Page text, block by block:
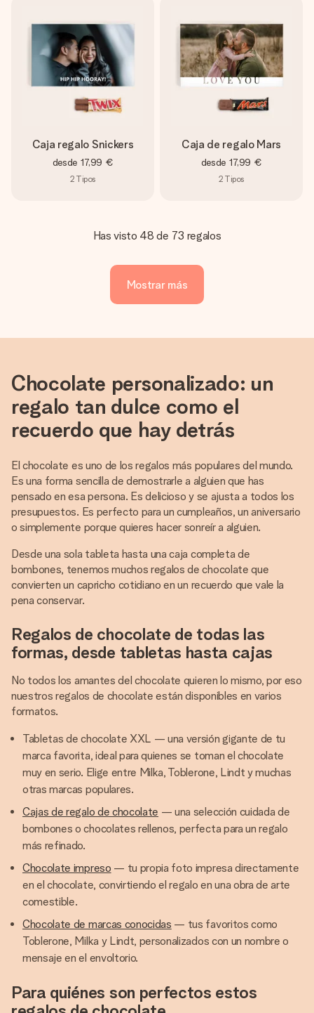
Caja regalo Snickers
desde 17,99 €
2 Tipos
Caja de regalo Mars
desde 17,99 €
2 Tipos
Has visto 48 de 73 regalos
Mostrar más
Chocolate personalizado: un
regalo tan dulce como el
recuerdo que hay detrás
El chocolate es uno de los regalos más populares del mundo.
Es una forma sencilla de demostrarle a alguien que has
pensado en esa persona. Es delicioso y se ajusta a todos los
presupuestos. Es perfecto para un cumpleaños, un aniversario
o simplemente porque quieres hacer sonreír a alguien.
Desde una sola tableta hasta una caja completa de
bombones, tenemos muchos regalos de chocolate que
convierten un capricho cotidiano en un recuerdo que vale la
pena conservar.
Regalos de chocolate de todas las
formas, desde tabletas hasta cajas
No todos los amantes del chocolate quieren lo mismo, por eso
nuestros regalos de chocolate están disponibles en varios
formatos.
Tabletas de chocolate XXL — una versión gigante de tu
marca favorita, ideal para quienes se toman el chocolate
muy en serio. Elige entre Milka, Toblerone, Lindt y muchas
otras marcas populares.
Cajas de regalo de chocolate — una selección cuidada de
bombones o chocolates rellenos, perfecta para un regalo
más refinado.
Chocolate impreso — tu propia foto impresa directamente
en el chocolate, convirtiendo el regalo en una obra de arte
comestible.
Chocolate de marcas conocidas — tus favoritos como
Toblerone, Milka y Lindt, personalizados con un nombre o
mensaje en el envoltorio.
Para quiénes son perfectos estos